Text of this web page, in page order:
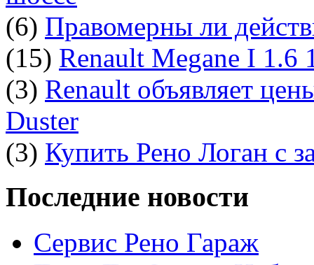
(6) Правомерны ли
(15) Renault Megane I 1.6
(3) Renault объявляет
Duster
(3) Купить Рено Логан с
Последние новости
Сервис Рено Гараж